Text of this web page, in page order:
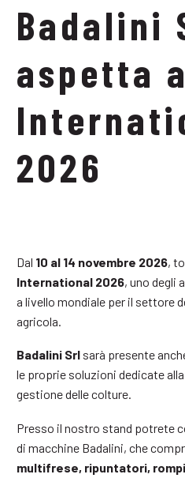
Badalini
aspetta
2026
Dal 10 al 14 novembre 2026,
International 2026, uno degli
a livello mondiale per il settore
agricola.
Badalini Srl sarà presente
le proprie soluzioni dedicate
gestione delle colture.
Presso il nostro stand potrete
di macchine Badalini, che
multifrese, ripuntatori,